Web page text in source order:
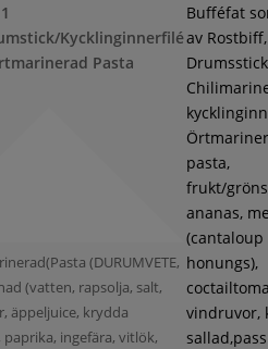
Kycklinginnerfilé
Pasta
(DURUMVETE,
(vatten, rapsolja, salt,
äppeljuice, krydda
ingefära, vitlök,
Bufféfat
av Rostbiff,
pasta,
frukt/
ananas,
(cantaloup
honungs),
vindruvor,